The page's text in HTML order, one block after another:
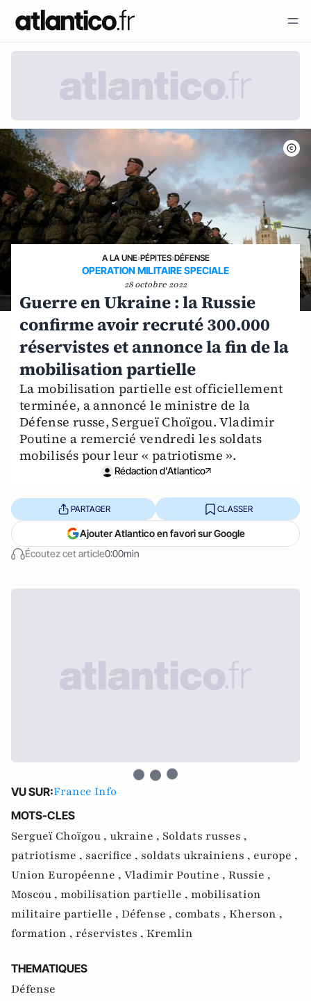
A LA UNE›PÉPITES›DÉFENSE
OPERATION MILITAIRE SPECIALE
28 octobre 2022
Guerre en Ukraine : la Russie
confirme avoir recruté 300.000
réservistes et annonce la fin de la
mobilisation partielle
La mobilisation partielle est officiellement
terminée, a annoncé le ministre de la
Défense russe, Sergueï Choïgou. Vladimir
Poutine a remercié vendredi les soldats
mobilisés pour leur « patriotisme ».
Rédaction d'Atlantico
Écoutez cet article0:00min
PARTAGER CLASSER
Ajouter Atlantico en favori sur Google
VU SUR:France Info
MOTS-CLES
Sergueï Choïgou , ukraine , Soldats russes ,
patriotisme , sacrifice , soldats ukrainiens , europe ,
Union Européenne , Vladimir Poutine , Russie ,
Moscou , mobilisation partielle , mobilisation
militaire partielle , Défense , combats , Kherson ,
formation , réservistes , Kremlin
THEMATIQUES
Défense